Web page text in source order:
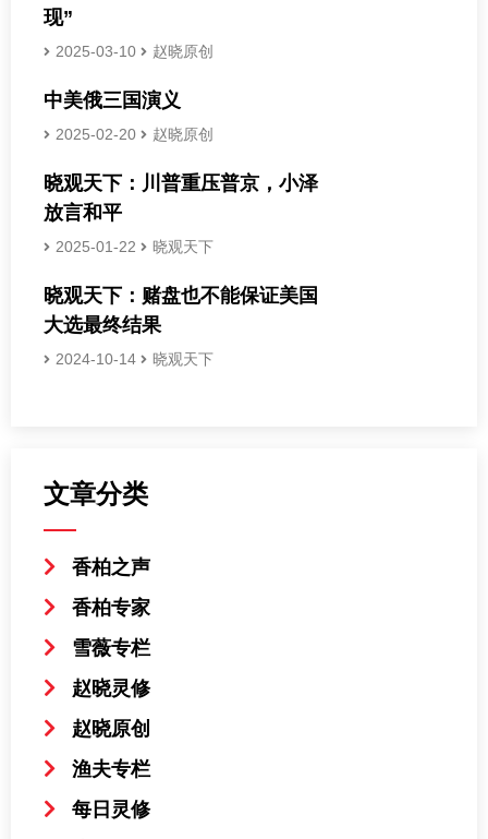
现”
2025-03-10 赵晓原创
中美俄三国演义
2025-02-20 赵晓原创
晓观天下：川普重压普京，小泽
放言和平
2025-01-22 晓观天下
晓观天下：赌盘也不能保证美国
大选最终结果
2024-10-14 晓观天下
文章分类
香柏之声
香柏专家
雪薇专栏
赵晓灵修
赵晓原创
渔夫专栏
每日灵修